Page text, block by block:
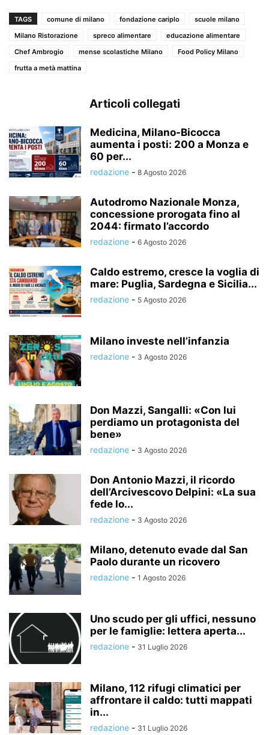
TAGS comune di milano fondazione cariplo
scuole milano
Milano Ristorazione
spreco alimentare
educazione alimentare
Chef Ambrogio
mense scolastiche Milano
Food Policy Milano
frutta a metà mattina
Articoli collegati
Medicina, Milano-Bicocca
aumenta i posti: 200 a Monza e
60 per...
redazione - 8 Agosto 2026
Autodromo Nazionale Monza,
concessione prorogata fino al
2044: firmato l’accordo
redazione - 6 Agosto 2026
Caldo estremo, cresce la voglia di
mare: Puglia, Sardegna e Sicilia...
redazione - 5 Agosto 2026
Milano investe nell’infanzia
redazione - 3 Agosto 2026
Don Mazzi, Sangalli: «Con lui
perdiamo un protagonista del
bene»
redazione - 3 Agosto 2026
Don Antonio Mazzi, il ricordo
dell’Arcivescovo Delpini: «La sua
fede lo...
redazione - 3 Agosto 2026
Milano, detenuto evade dal San
Paolo durante un ricovero
redazione - 1 Agosto 2026
Uno scudo per gli uffici, nessuno
per le famiglie: lettera aperta...
redazione - 31 Luglio 2026
Milano, 112 rifugi climatici per
affrontare il caldo: tutti mappati
in...
redazione - 31 Luglio 2026